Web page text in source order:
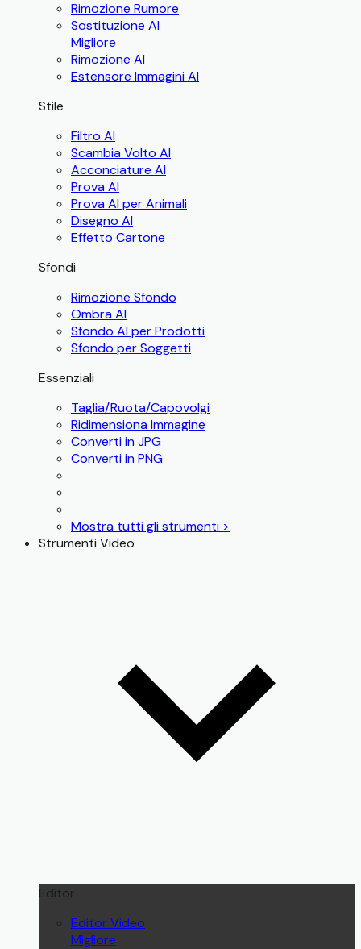
Rimozione Rumore
Sostituzione AI
Migliore
Rimozione AI
Estensore Immagini AI
Stile
Filtro AI
Scambia Volto AI
Acconciature AI
Prova AI
Prova AI per Animali
Disegno AI
Effetto Cartone
Sfondi
Rimozione Sfondo
Ombra AI
Sfondo AI per Prodotti
Sfondo per Soggetti
Essenziali
Taglia/Ruota/Capovolgi
Ridimensiona Immagine
Converti in JPG
Converti in PNG
Mostra tutti gli strumenti >
Strumenti Video
Editor
Editor Video
Migliore